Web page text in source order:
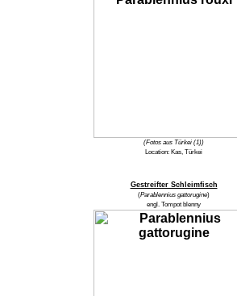
(Fotos aus Türkei (1))
Location: Kas, Türkei
Gestreifter Schleimfisch
(Parablennius gattorugine)
engl. Tompot blenny